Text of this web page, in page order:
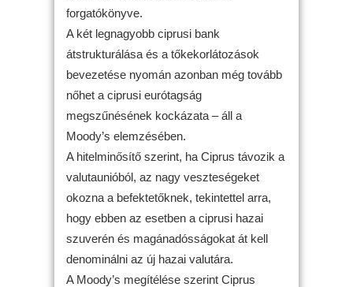
forgatókönyve.
A két legnagyobb ciprusi bank
átstrukturálása és a tőkekorlátozások
bevezetése nyomán azonban még tovább
nőhet a ciprusi eurótagság
megszűnésének kockázata – áll a
Moody’s elemzésében.
A hitelminősítő szerint, ha Ciprus távozik a
valutaunióból, az nagy veszteségeket
okozna a befektetőknek, tekintettel arra,
hogy ebben az esetben a ciprusi hazai
szuverén és magánadósságokat át kell
denominálni az új hazai valutára.
A Moody’s megítélése szerint Ciprus